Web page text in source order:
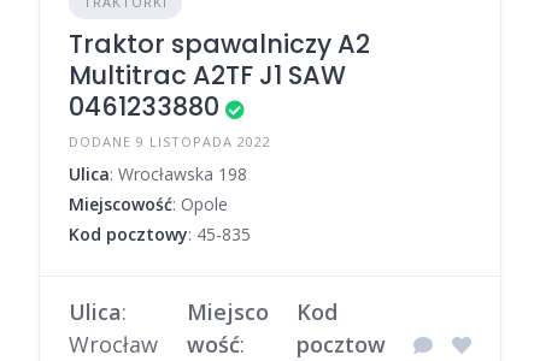
Traktor spawalniczy A2
Multitrac A2TF J1 SAW
0461233880
DODANE 9 LISTOPADA 2022
Ulica: Wrocławska 198
Miejscowość: Opole
Kod pocztowy: 45-835
Ulica:
Wrocław
Miejsco
wość:
Kod
pocztow